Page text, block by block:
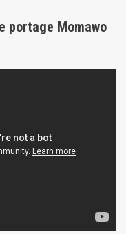
portage Momawo